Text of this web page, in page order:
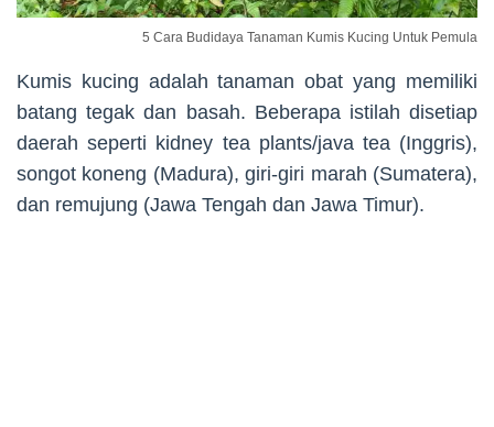
5 Cara Budidaya Tanaman Kumis Kucing Untuk Pemula
Kumis kucing adalah tanaman obat yang memiliki
batang tegak dan basah. Beberapa istilah disetiap
daerah seperti kidney tea plants/java tea (Inggris),
songot koneng (Madura), giri-giri marah (Sumatera),
dan remujung (Jawa Tengah dan Jawa Timur).